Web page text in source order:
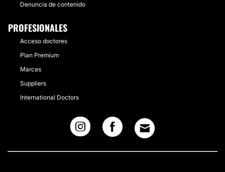
Denuncia de contenido
PROFESIONALES
Acceso doctores
Plan Premium
Marcas
Suppliers
International Doctors